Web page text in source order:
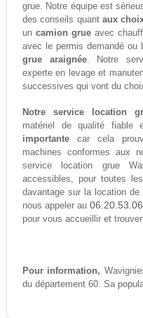
grue. Notre équipe est
des conseils quant aux
un camion grueavec
avec le permis demandé ou
grue araignée. Notre
experte en levage et
successives qui vont du
Notre service location
matériel de qualité fiable
importantecar cela
machines conformes aux
service location grue
accessibles, pour toutes
davantage sur la location
nous appeler au
pour vous accueillir et
Pour information,
du département 60. Sa